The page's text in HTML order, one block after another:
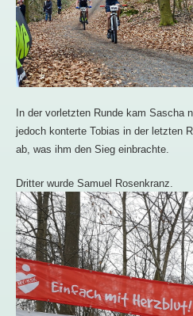
In der vorletzten Runde kam Sascha
jedoch konterte Tobias in der letzten
ab, was ihm den Sieg einbrachte.
Dritter wurde Samuel Rosenkranz.